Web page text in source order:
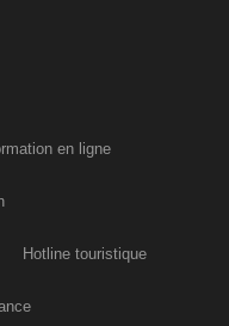
en ligne
Hotline touristique